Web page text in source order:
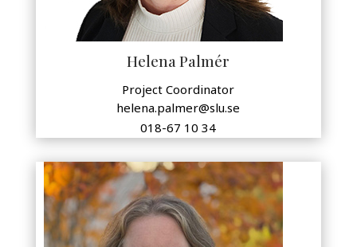
Helena Palmér
Project Coordinator
helena.palmer@slu.se
018-67 10 34